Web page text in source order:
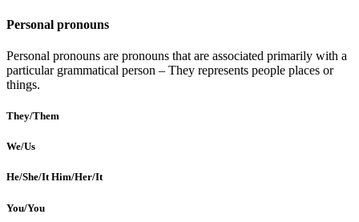
Personal pronouns
Personal pronouns are pronouns that are associated primarily with a
particular grammatical person – They represents people places or
things.
They/Them
We/Us
He/She/It Him/Her/It
You/You